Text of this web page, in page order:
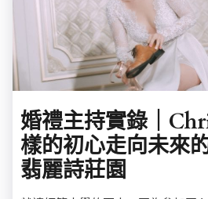
婚禮主持實錄｜
樣的初心走向未來
翡麗詩莊園